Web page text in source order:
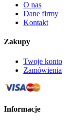
O nas
Dane firmy
Kontakt
Zakupy
Twoje konto
Zamówienia
Informacje